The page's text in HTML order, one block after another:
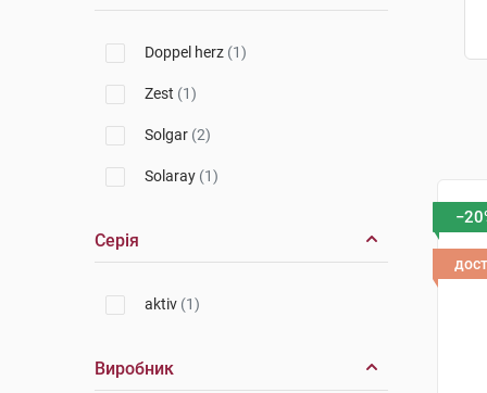
Doppel herz (1)
Zest (1)
Solgar (2)
Solaray (1)
Серія
aktiv (1)
Виробник